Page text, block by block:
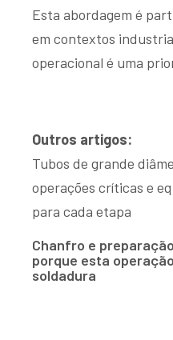
Esta abordagem é
em contextos
operacional é uma
Outros artigos:
Tubos de grande
operações críticas e
para cada etapa
Chanfro e
porque esta
soldadura